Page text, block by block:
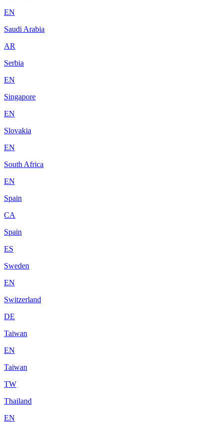
EN
Saudi Arabia
AR
Serbia
EN
Singapore
EN
Slovakia
EN
South Africa
EN
Spain
CA
Spain
ES
Sweden
EN
Switzerland
DE
Taiwan
EN
Taiwan
TW
Thailand
EN